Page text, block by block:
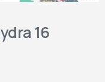
16